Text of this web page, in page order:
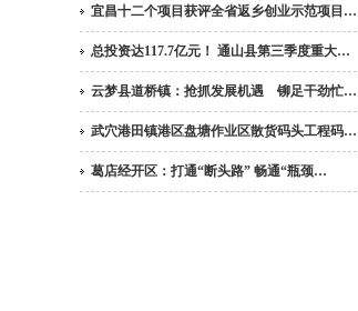
宜昌十二个项目获评全省返乡创业示范项目…
总投资达117.7亿元！ 通山县第三季度重大…
云梦县道桥镇：抢抓发展机遇 铆足干劲忙…
武穴港田镇港区盘塘作业区散货码头工程码…
葛店经开区：打通“断头路” 畅通“瓶颈…